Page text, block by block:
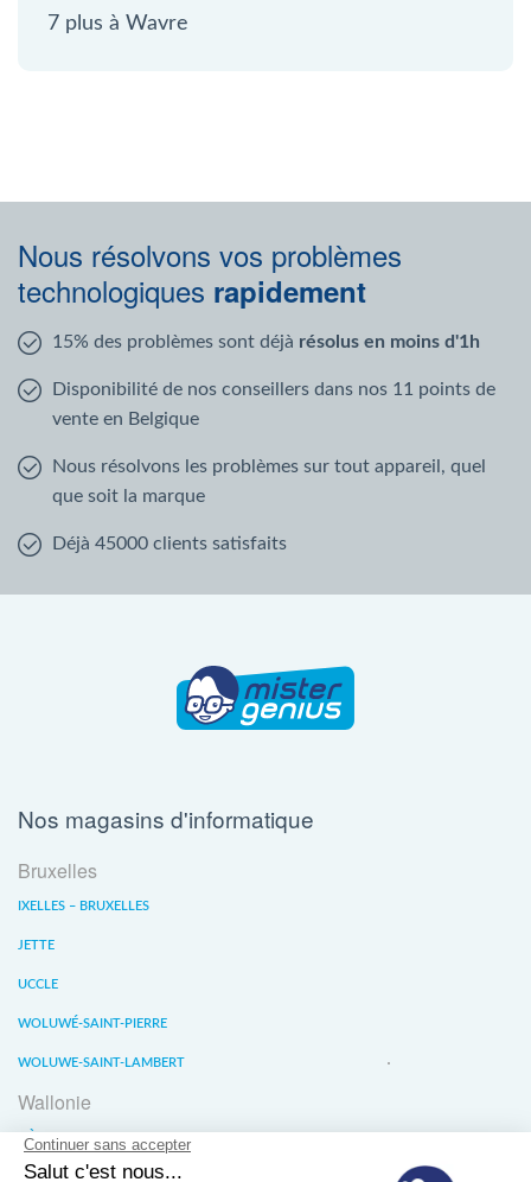
7 plus à Wavre
Nous résolvons vos problèmes
technologiques rapidement
15% des problèmes sont déjà résolus en moins d'1h
Disponibilité de nos conseillers dans nos 11 points de
vente en Belgique
Nous résolvons les problèmes sur tout appareil, quel
que soit la marque
Déjà 45000 clients satisfaits
Nos magasins d'informatique
Bruxelles
IXELLES – BRUXELLES
JETTE
UCCLE
WOLUWÉ-SAINT-PIERRE
WOLUWE-SAINT-LAMBERT
Wallonie
LIÈGE
WATERLOO